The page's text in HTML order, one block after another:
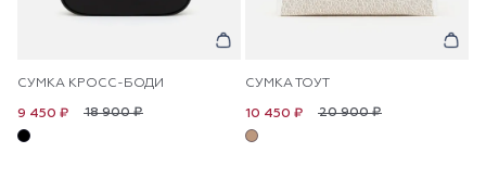
СУМКА КРОСС-БОДИ
18 900 ₽
9 450 ₽
СУМКА ТОУТ
20 900 ₽
10 450 ₽